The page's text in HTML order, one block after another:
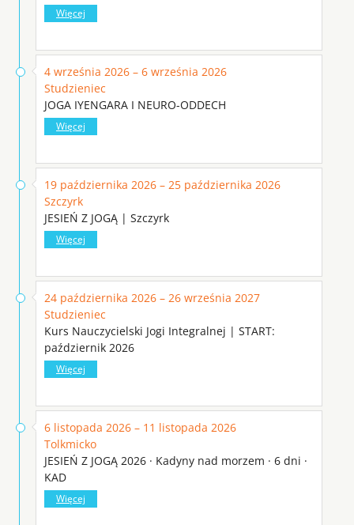
Więcej
4 września 2026 – 6 września 2026
Studzieniec
JOGA IYENGARA I NEURO-ODDECH
Więcej
19 października 2026 – 25 października 2026
Szczyrk
JESIEŃ Z JOGĄ | Szczyrk
Więcej
24 października 2026 – 26 września 2027
Studzieniec
Kurs Nauczycielski Jogi Integralnej | START:
październik 2026
Więcej
6 listopada 2026 – 11 listopada 2026
Tolkmicko
JESIEŃ Z JOGĄ 2026 · Kadyny nad morzem · 6 dni ·
KAD
Więcej